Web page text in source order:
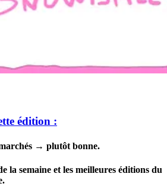
édition :
→ plutôt bonne.
la semaine et les meilleures éditions du